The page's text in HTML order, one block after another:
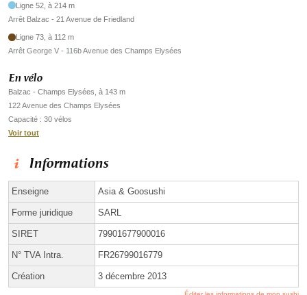
Ligne 52, à 214 m
Arrêt Balzac - 21 Avenue de Friedland
Ligne 73, à 112 m
Arrêt George V - 116b Avenue des Champs Elysées
En vélo
Balzac - Champs Elysées, à 143 m
122 Avenue des Champs Elysées
Capacité : 30 vélos
Voir tout
Informations
Enseigne Asia & Goosushi
Forme juridique SARL
SIRET 79901677900016
N° TVA Intra. FR26799016779
Création 3 décembre 2013